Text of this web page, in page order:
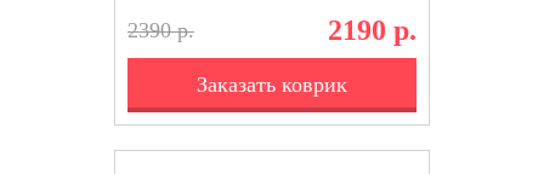
2190 р.
2390 р.
Заказать коврик